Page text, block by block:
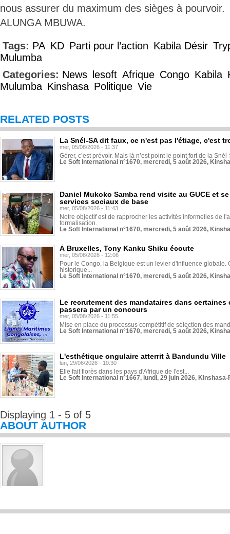
nous assurer du maximum des sièges à pourvoir.
ALUNGA MBUWA.
Tags: PA KD Parti pour l’action Kabila Désir
Mulumba
Categories: News lesoft Afrique Congo Kabila
Mulumba Kinshasa Politique Vie
RELATED POSTS
La Snél-SA dit faux, ce n'est pas l'étiage, c'est
mer, 05/08/2026 - 11:37
Gérer, c’est prévoir. Mais là n’est point le point fort de la
Le Soft International n°1670, mercredi, 5 août 2026,
Daniel Mukoko Samba rend visite au GUCE et
services sociaux de base
mer, 05/08/2026 - 11:43
Notre objectif est de rapprocher les activités informelles de
formalisation.
Le Soft International n°1670, mercredi, 5 août 2026,
À Bruxelles, Tony Kanku Shiku écoute
mer, 05/08/2026 - 12:06
Pour le Congo, la Belgique est un levier d'influence globale.
historique...
Le Soft International n°1670, mercredi, 5 août 2026,
Le recrutement des mandataires dans
passera par un concours
mer, 05/08/2026 - 11:55
Mise en place du processus compétitif de sélection des
Le Soft International n°1670, mercredi, 5 août 2026,
L'esthétique ongulaire atterrit à Bandundu Ville
lun, 29/06/2026 - 10:30
Elle fait florès dans les pays d'Afrique de l'est...
Le Soft International n°1667, lundi, 29 juin 2026,
Displaying 1 - 5 of 5
ABOUT AUTHOR